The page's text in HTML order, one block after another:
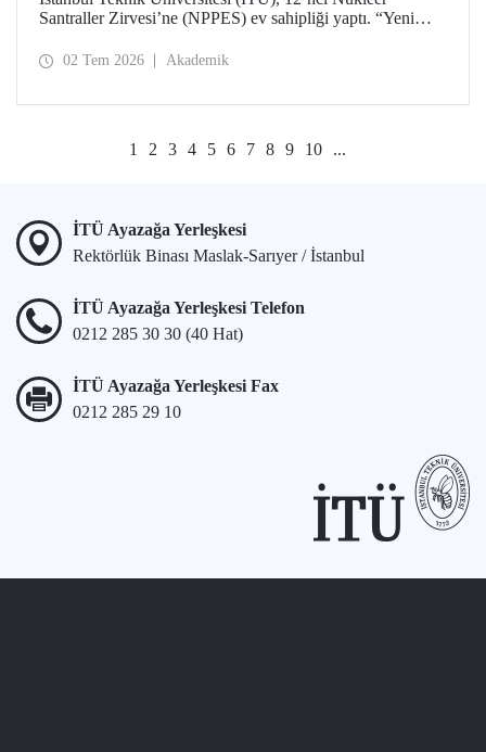
Santraller Zirvesi’ne (NPPES) ev sahipliği yaptı. “Yeni
Hedeflerini Güçlendirmek” temalı zirvede yeni nükleer
02 Tem 2026 Akademik
1 2 3 4 5 6 7 8 9 10 ...
İTÜ Ayazağa Yerleşkesi
Rektörlük Binası Maslak-Sarıyer / İstanbul
İTÜ Ayazağa Yerleşkesi Telefon
0212 285 30 30 (40 Hat)
İTÜ Ayazağa Yerleşkesi Fax
0212 285 29 10